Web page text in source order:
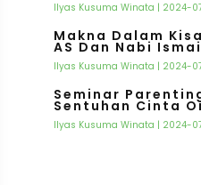
Ilyas Kusuma Winata | 2024-
Makna Dalam
AS Dan Nabi
Ilyas Kusuma Winata | 2024-
Seminar
Sentuhan Cinta
Ilyas Kusuma Winata | 2024-